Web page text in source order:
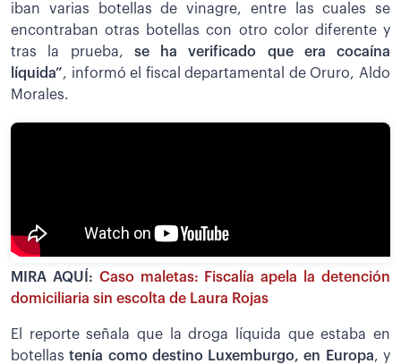
iban varias botellas de vinagre, entre las cuales se
encontraban otras botellas con otro color diferente y
tras la prueba, se ha verificado que era cocaína
líquida”, informó el fiscal departamental de Oruro, Aldo
Morales.
MIRA AQUÍ: Caso maletas: Fiscalía apela la detención
domiciliaria sin escolta de Laura Rojas
El reporte señala que la droga líquida que estaba en
botellas tenía como destino Luxemburgo, en Europa, y